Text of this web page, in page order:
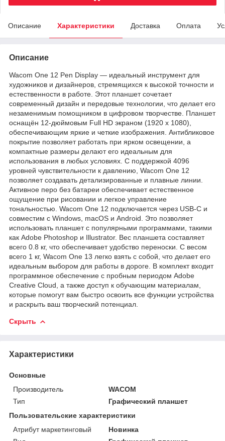
Описание Характеристики Доставка Оплата
Описание
Wacom One 12 Pen Display — идеальный инструмент для
художников и дизайнеров, стремящихся к высокой точности и
естественности в работе. Этот планшет сочетает
современный дизайн и передовые технологии, что делает его
незаменимым помощником в цифровом творчестве. Планшет
оснащён 12-дюймовым Full HD экраном (1920 x 1080),
обеспечивающим яркие и четкие изображения. Антибликовое
покрытие позволяет работать при ярком освещении, а
компактные размеры делают его идеальным для
использования в любых условиях. С поддержкой 4096
уровней чувствительности к давлению, Wacom One 12
позволяет создавать детализированные и плавные линии.
Активное перо без батареи обеспечивает естественное
ощущение при рисовании и легкое управление
тональностью. Wacom One 12 подключается через USB-C и
совместим с Windows, macOS и Android. Это позволяет
использовать планшет с популярными программами, такими
как Adobe Photoshop и Illustrator. Вес планшета составляет
всего 0.8 кг, что обеспечивает удобство переноски. С весом
всего 1 кг, Wacom One 13 легко взять с собой, что делает его
идеальным выбором для работы в дороге. В комплект входит
программное обеспечение с пробным периодом Adobe
Creative Cloud, а также доступ к обучающим материалам,
которые помогут вам быстро освоить все функции устройства
и раскрыть ваш творческий потенциал.
Скрыть
Характеристики
Основные
Производитель
WACOM
Тип
Графический планшет
Пользовательские характеристики
Атрибут маркетинговый
Новинка